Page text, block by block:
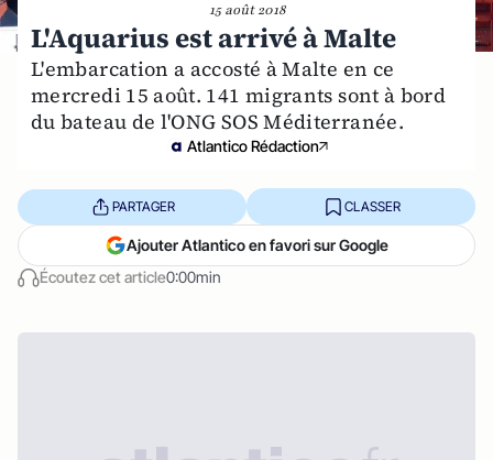
15 août 2018
L'Aquarius est arrivé à Malte
L'embarcation a accosté à Malte en ce
mercredi 15 août. 141 migrants sont à bord
du bateau de l'ONG SOS Méditerranée.
Atlantico Rédaction
Écoutez cet article0:00min
PARTAGER CLASSER
Ajouter Atlantico en favori sur Google